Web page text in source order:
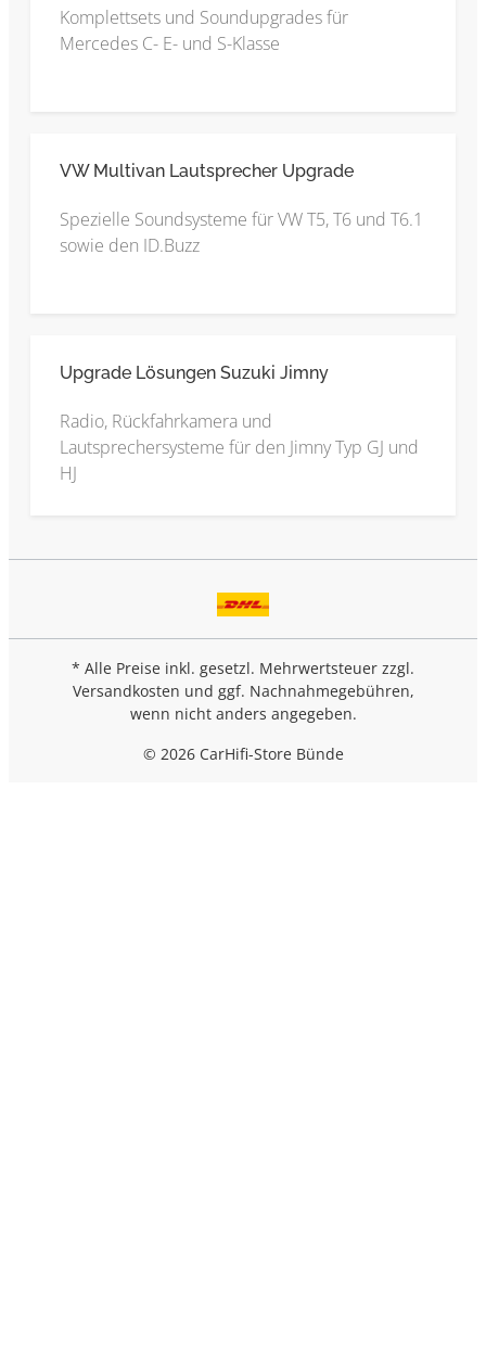
Komplettsets und Soundupgrades für
Mercedes C- E- und S-Klasse
VW Multivan Lautsprecher Upgrade
Spezielle Soundsysteme für VW T5, T6 und T6.1
sowie den ID.Buzz
Upgrade Lösungen Suzuki Jimny
Radio, Rückfahrkamera und
Lautsprechersysteme für den Jimny Typ GJ und
HJ
* Alle Preise inkl. gesetzl. Mehrwertsteuer zzgl.
Versandkosten und ggf. Nachnahmegebühren,
wenn nicht anders angegeben.
© 2026 CarHifi-Store Bünde